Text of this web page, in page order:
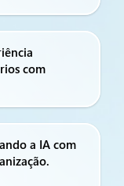
com
a IA com